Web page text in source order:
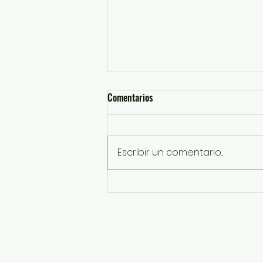
PVEM cumple meta anual de
Comentarios
Escribir un comentario...